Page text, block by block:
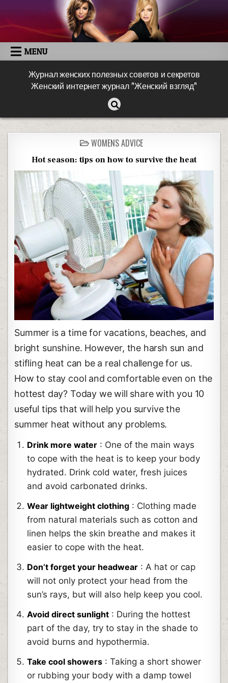
MENU
Журнал женских полезных советов и секретов
Женский интернет журнал "Женский взгляд"
WOMENS ADVICE
Hot season: tips on how to survive the heat
Summer is a time for vacations, beaches, and
bright sunshine. However, the harsh sun and
stifling heat can be a real challenge for us.
How to stay cool and comfortable even on the
hottest day? Today we will share with you 10
useful tips that will help you survive the
summer heat without any problems.
Drink more water : One of the main ways
to cope with the heat is to keep your body
hydrated. Drink cold water, fresh juices
and avoid carbonated drinks.
Wear lightweight clothing : Clothing made
from natural materials such as cotton and
linen helps the skin breathe and makes it
easier to cope with the heat.
Don’t forget your headwear : A hat or cap
will not only protect your head from the
sun’s rays, but will also help keep you cool.
Avoid direct sunlight : During the hottest
part of the day, try to stay in the shade to
avoid burns and hypothermia.
Take cool showers : Taking a short shower
or rubbing your body with a damp towel